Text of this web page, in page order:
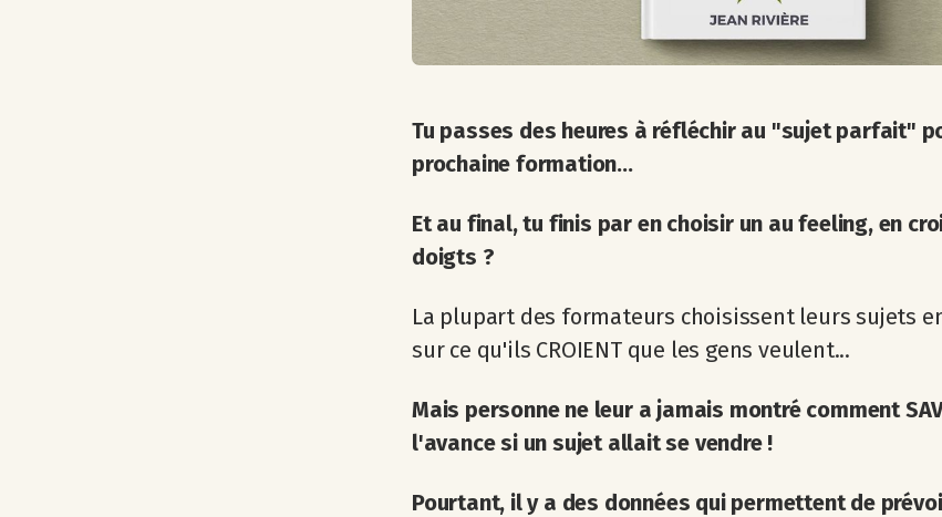
Tu passes des heures à réfléchir au "sujet parfait"
prochaine formation...
Et au final, tu finis par en choisir un au feeling, en
doigts ?
La plupart des formateurs choisissent leurs sujets
sur ce qu'ils CROIENT que les gens veulent...
Mais personne ne leur a jamais montré comment
l'avance si un sujet allait se vendre !
Pourtant, il y a des données qui permettent de